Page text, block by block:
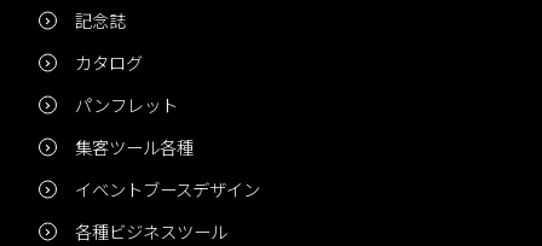
記念誌
カタログ
パンフレット
集客ツール各種
イベントブースデザイン
各種ビジネスツール